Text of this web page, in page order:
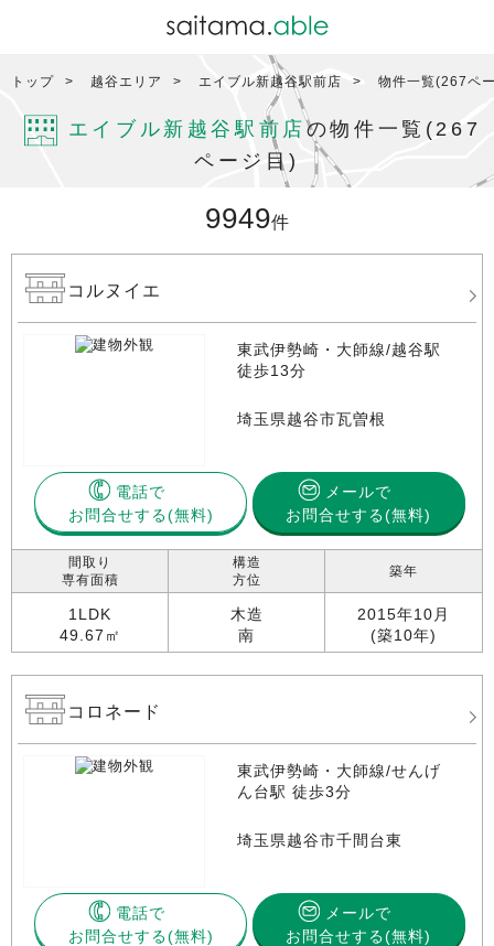
トップ 越谷エリア エイブル新越谷駅前店 物件一覧(267ペ
エイブル新越谷駅前店の物件一覧(267
ページ目)
9949件
コルヌイエ
東武伊勢崎・大師線/越谷駅
徒歩13分
埼玉県越谷市瓦曽根
電話で
お問合せする
メールで
お問合せする(無料)
間取り
専有面積
1LDK
49.67㎡
構造
方位
木造
南
築年
2015年10月
(築10年)
コロネード
東武伊勢崎・大師線/せんげ
ん台駅 徒歩3分
埼玉県越谷市千間台東
電話で
お問合せする
メールで
お問合せする(無料)